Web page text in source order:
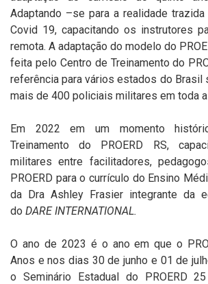
Adaptando –se para a realidade
Covid 19, capacitando os instrutores
remota. A adaptação do modelo do
feita pelo Centro de Treinamento do
referência para vários estados do Brasil
mais de 400 policiais militares em toda a
Em 2022 em um momento
Treinamento do PROERD RS,
militares entre facilitadores,
PROERD para o currículo do Ensino
da Dra Ashley Frasier integrante da
do DARE INTERNATIONAL.
O ano de 2023 é o ano em que o
Anos e nos dias 30 de junho e 01 de
o Seminário Estadual do PROERD